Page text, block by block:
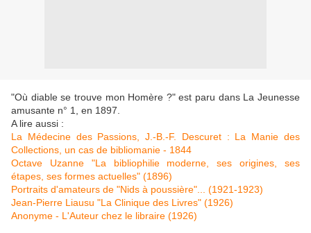
"Où diable se trouve mon Homère ?" est paru dans La Jeunesse
amusante n° 1, en 1897.
A lire aussi :
La Médecine des Passions, J.-B.-F. Descuret : La Manie des
Collections, un cas de bibliomanie - 1844
Octave Uzanne "La bibliophilie moderne, ses origines, ses
étapes, ses formes actuelles" (1896)
Portraits d'amateurs de "Nids à poussière"... (1921-1923)
Jean-Pierre Liausu "La Clinique des Livres" (1926)
Anonyme - L'Auteur chez le libraire (1926)